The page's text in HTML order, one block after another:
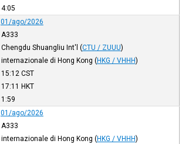
4:05
01/ago/2026
A333
Chengdu Shuangliu Int'l (CTU / ZUUU)
internazionale di Hong Kong (HKG / VHHH)
15:12 CST
17:11 HKT
1:59
01/ago/2026
A333
internazionale di Hong Kong (HKG / VHHH)